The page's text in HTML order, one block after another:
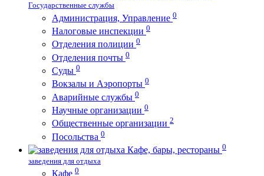
Государственные службы
Администрация, Управление 0
Налоговые инспекции 0
Отделения полиции 0
Отделения почты 0
Суды 0
Вокзалы и Аэропорты 0
Аварийные службы 0
Научные организации 0
Общественные организации 2
Посольства 0
Кафе, бары, рестораны 0
заведения для отдыха
Кафе 0